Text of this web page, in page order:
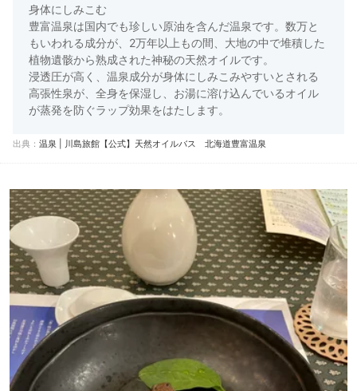
身体にしみこむ
豊富温泉は国内でも珍しい原油を含んだ温泉です。数万と
もいわれる成分が、2万年以上もの間、大地の中で堆積した
植物遺骸から熟成された神秘の天然オイルです。
浸透圧が高く、温泉成分が身体にしみこみやすいとされる
高張性泉が、全身を保湿し、お湯に溶け込んでいるオイル
が蒸発を防ぐラップ効果をはたします。
出典： 温泉 | 川島旅館【公式】天然オイルバス 北海道豊富温泉